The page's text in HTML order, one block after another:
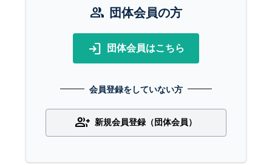
group 団体会員の方
login 団体会員はこちら
会員登録をしていない方
group_add 新規会員登録（団体会員）